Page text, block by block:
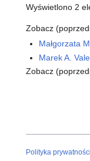
Wyświetlono 2
Zobacz (
Małgorzata
Marek A.
Zobacz (
Polityka prywatności